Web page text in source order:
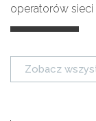
operatorów sieci
Zobacz